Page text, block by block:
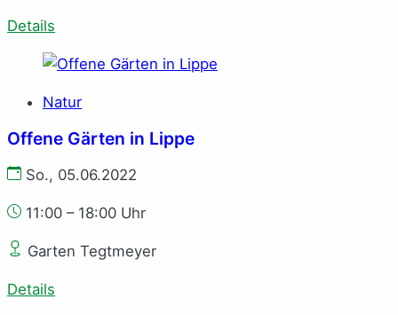
Details
Natur
Offene Gärten in Lippe
So., 05.06.2022
11:00 – 18:00 Uhr
Garten Tegtmeyer
Details